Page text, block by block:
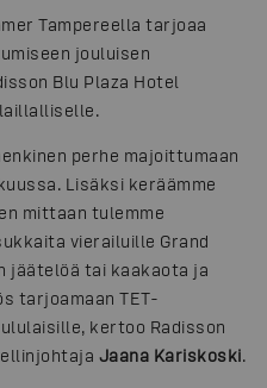
Tampereella tarjoaa
jouluisen
Blu Plaza Hotel
perhe majoittumaan
Lisäksi keräämme
mittaan tulemme
vierailuille Grand
jäätelöä tai kaakaota ja
tarjoamaan TET-
kertoo Radisson
Jaana Kariskoski.